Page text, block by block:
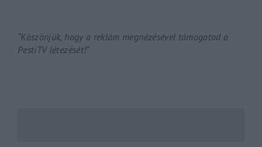
“Köszönjük, hogy a reklám megnézésével támogatod a
PestiTV létezését!”